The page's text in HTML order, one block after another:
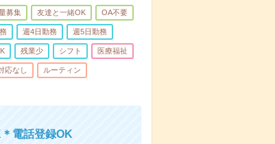
募集 友達と一緒OK OA不要
週4日勤務 週5日勤務
残業少 シフト 医療福祉
応なし ルーティン
電話登録OK